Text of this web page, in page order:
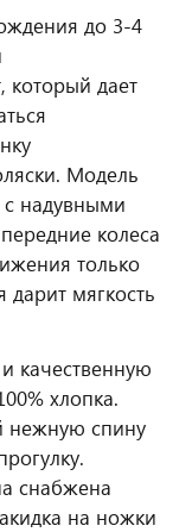
до 3-4
который дает
Модель
надувными
колеса
только
мягкость
качественную
хлопка.
нежную спину
снабжена
на ножки